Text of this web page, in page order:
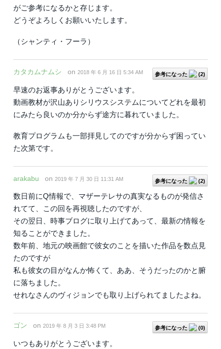
がご参考になるかと存じます。
どうぞよろしくお願いいたします。
（シャンティ・フーラ）
参考になった (2)
カタカムナムシ on 2018 年 6 月 16 日 5:34 AM
早速のお返事ありがとうございます。
動画教材が沢山ありシリウスシステムについてどれを最初
にみたら良いのか分からず途方に暮れていました。
教育プログラムも一部拝見してのですが分からず困ってい
た次第です。
参考になった (2)
arakabu on 2019 年 7 月 30 日 11:31 AM
数日前にQ情報で、マザーテレサの真実なるものが発信さ
れてて、この回を再視聴したのですが、
その翌日、時事ブログに取り上げてあって、最新の情報を
知ることができました。
数年前、地元の映画館で彼女のことを描いた作品を数点見
たのですが
私も彼女の目がなんか怖くて、ああ、そうだったのかと腑
に落ちました。
せれなさんのヴィジョンでも取り上げられてましたよね。
参考になった (0)
ゴン on 2019 年 8 月 3 日 3:48 PM
いつもありがとうございます。